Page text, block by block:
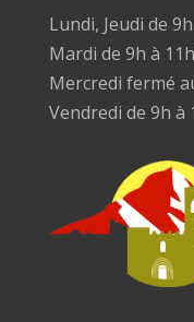
Lundi, Jeudi de
Mardi de 9h à
Mercredi fermé
Vendredi de 9h à